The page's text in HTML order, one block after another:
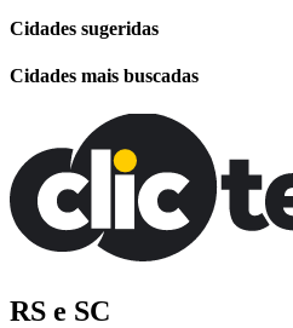
Cidades sugeridas
Cidades mais buscadas
RS e SC